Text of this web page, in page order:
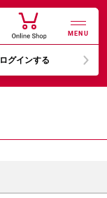
MENU
ログインする